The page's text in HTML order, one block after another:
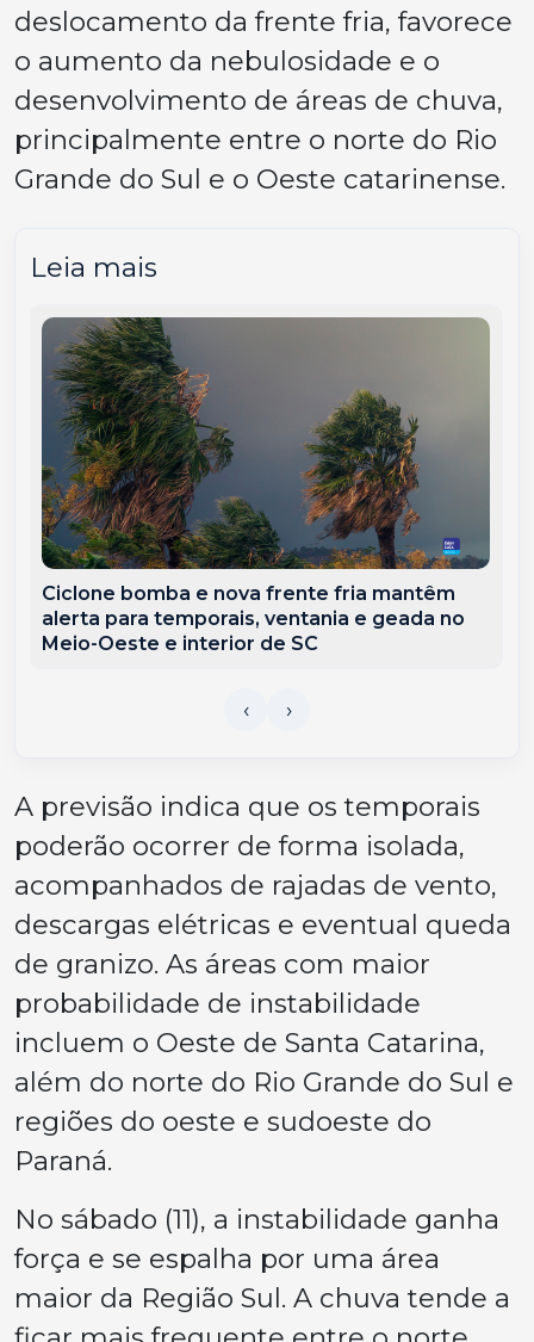
deslocamento da frente fria, favorece
o aumento da nebulosidade e o
desenvolvimento de áreas de chuva,
principalmente entre o norte do Rio
Grande do Sul e o Oeste catarinense.
Leia mais
Ciclone bomba e nova frente fria mantêm
alerta para temporais, ventania e geada no
Meio-Oeste e interior de SC
A previsão indica que os temporais
poderão ocorrer de forma isolada,
acompanhados de rajadas de vento,
descargas elétricas e eventual queda
de granizo. As áreas com maior
probabilidade de instabilidade
incluem o Oeste de Santa Catarina,
além do norte do Rio Grande do Sul e
regiões do oeste e sudoeste do
Paraná.
No sábado (11), a instabilidade ganha
força e se espalha por uma área
maior da Região Sul. A chuva tende a